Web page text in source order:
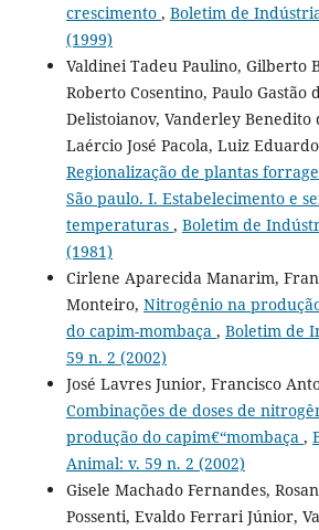
crescimento , Boletim de
(1999)
Valdinei Tadeu Paulino, Gilberto
Roberto Cosentino, Paulo Gastão
Delistoianov, Vanderley Benedito
Laércio José Pacola, Luiz
Regionalização de plantas
São paulo. I. Estabelecimento e
temperaturas , Boletim de
(1981)
Cirlene Aparecida Manarim,
Monteiro, Nitrogênio na
do capim-mombaça , Boletim de
59 n. 2 (2002)
José Lavres Junior, Francisco
Combinações de doses de
produção do capim€“mombaça ,
Animal: v. 59 n. 2 (2002)
Gisele Machado Fernandes,
Possenti, Evaldo Ferrari Júnior,